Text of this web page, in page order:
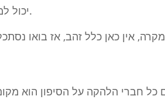
להאמין ש- AI יכול למצוא התאמה מושלמת לפרויקט המוזיקלי שלך.
כל חברי הלהקה על הסיפון הוא